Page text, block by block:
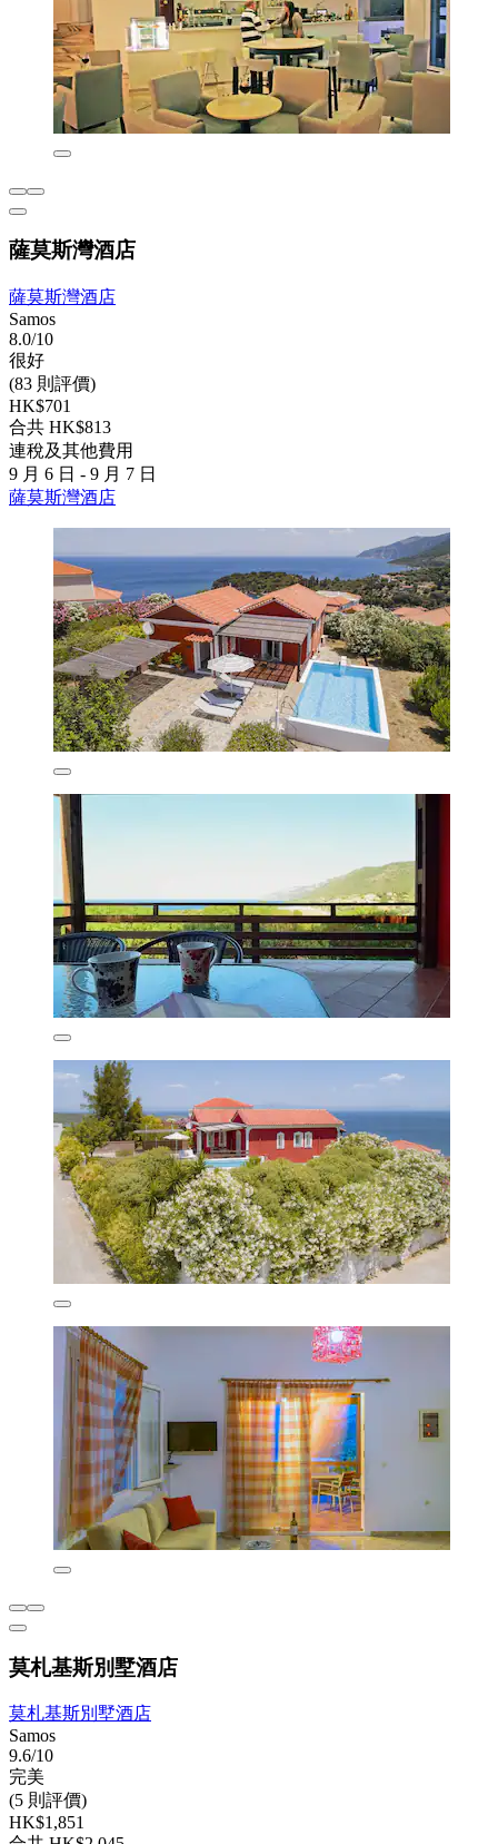
薩莫斯灣酒店
薩莫斯灣酒店
Samos
8.0/10
很好
(83 則評價)
HK$701
合共 HK$813
連稅及其他費用
9 月 6 日 - 9 月 7 日
薩莫斯灣酒店
莫札基斯別墅酒店
莫札基斯別墅酒店
Samos
9.6/10
完美
(5 則評價)
HK$1,851